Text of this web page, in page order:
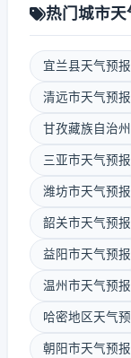
热门城市天
宜兰县天气预报
清远市天气预报
甘孜藏族自治
三亚市天气预报
潍坊市天气预报
韶关市天气预报
益阳市天气预报
温州市天气预报
哈密地区天气
朝阳市天气预报